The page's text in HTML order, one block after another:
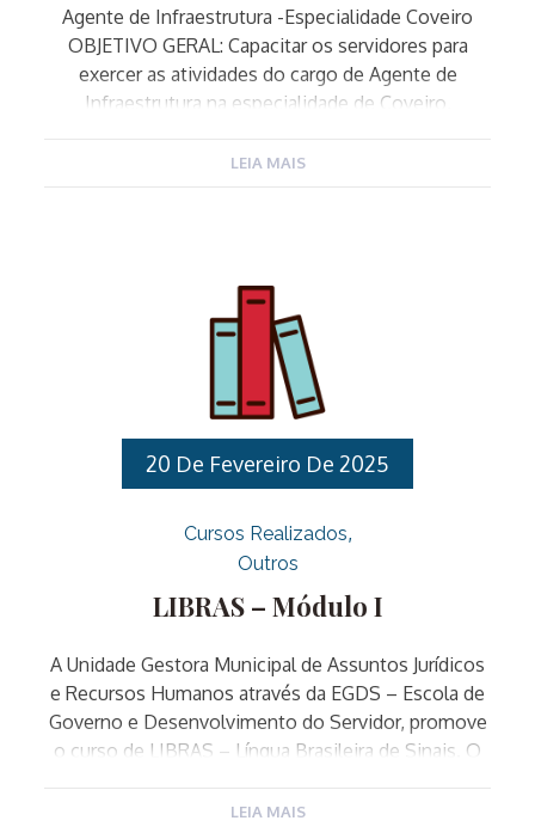
Agente de Infraestrutura -Especialidade Coveiro
OBJETIVO GERAL: Capacitar os servidores para
exercer as atividades do cargo de Agente de
Infraestrutura na especialidade de Coveiro.
Agente de Infraestrutura ESPECIALIDADES:
http://egds.varzeapaulista.sp.gov.br/.Requisitos de
inscrição, que devem ser comprovados no primeiro
dia do curso: Para realizar sua inscrição clique aqui.
Para acessar o edital completo clique aqui.
LEIA MAIS
20 De Fevereiro De 2025
Cursos Realizados
Outros
LIBRAS – Módulo I
A Unidade Gestora Municipal de Assuntos Jurídicos
e Recursos Humanos através da EGDS – Escola de
Governo e Desenvolvimento do Servidor, promove
o curso de LIBRAS – Língua Brasileira de Sinais. O
Municipais. O curso é composto por doze
LEIA MAIS